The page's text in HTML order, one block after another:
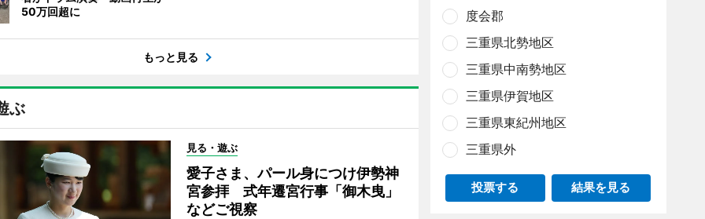
50万回超に
もっと見る
ぶ
見る・遊ぶ
愛子さま、パール身につけ伊勢神
宮参拝 式年遷宮行事「御木曳」
などご視察
度会郡
三重県北勢地区
三重県中南勢地区
三重県伊賀地区
三重県東紀州地区
三重県外
投票する 結果を見る